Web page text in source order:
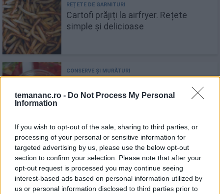
temananc.ro - Do Not Process My Personal
Information
If you wish to opt-out of the sale, sharing to third parties, or
processing of your personal or sensitive information for
targeted advertising by us, please use the below opt-out
section to confirm your selection. Please note that after your
opt-out request is processed you may continue seeing
interest-based ads based on personal information utilized by
us or personal information disclosed to third parties prior to
Cartofi prăjiți la airfryer. Rețete
simple și delicioase
și gustoase pentru iarnă
Limbi de pisică (rețeta de cofetărie)